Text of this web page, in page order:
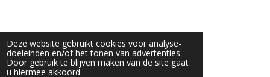
Deze website gebruikt cookies voor analyse-
doeleinden en/of het tonen van advertenties.
Door gebruik te blijven maken van de site gaat
u hiermee akkoord.